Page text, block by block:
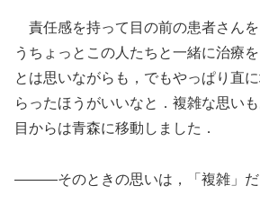
責任感を持って目の前の患者さん
うちょっとこの人たちと一緒に治療
とは思いながらも，でもやっぱり直
らったほうがいいなと．複雑な思い
目からは青森に移動しました．
―――そのときの思いは，「複雑」だ